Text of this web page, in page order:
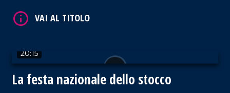
20:15
La festa nazionale dello stocco